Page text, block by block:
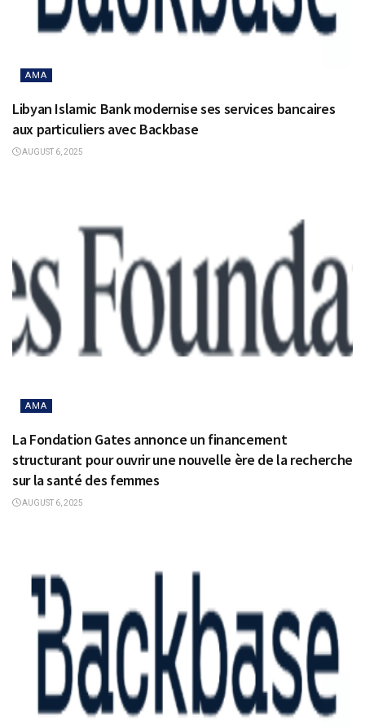
AMA
Libyan Islamic Bank modernise ses services bancaires
aux particuliers avec Backbase
AUGUST 6, 2025
AMA
La Fondation Gates annonce un financement
structurant pour ouvrir une nouvelle ère de la recherche
sur la santé des femmes
AUGUST 6, 2025